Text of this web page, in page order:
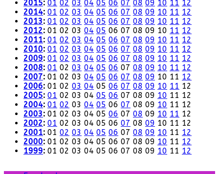
2015: 01 02 03 04 05 06 07 08 09 10 11 12
2014: 01 02 03 04 05 06 07 08 09 10 11 12
2013: 01 02 03 04 05 06 07 08 09 10 11 12
2012: 01 02 03 04 05 06 07 08 09 10 11 12
2011: 01 02 03 04 05 06 07 08 09 10 11 12
2010: 01 02 03 04 05 06 07 08 09 10 11 12
2009: 01 02 03 04 05 06 07 08 09 10 11 12
2008: 01 02 03 04 05 06 07 08 09 10 11 12
2007: 01 02 03 04 05 06 07 08 09 10 11 12
2006: 01 02 03 04 05 06 07 08 09 10 11 12
2005: 01 02 03 04 05 06 07 08 09 10 11 12
2004: 01 02 03 04 05 06 07 08 09 10 11 12
2003: 01 02 03 04 05 06 07 08 09 10 11 12
2002: 01 02 03 04 05 06 07 08 09 10 11 12
2001: 01 02 03 04 05 06 07 08 09 10 11 12
2000: 01 02 03 04 05 06 07 08 09 10 11 12
1999: 01 02 03 04 05 06 07 08 09 10 11 12